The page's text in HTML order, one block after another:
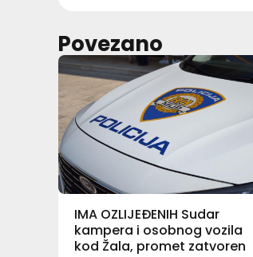
Povezano
IMA OZLIJEĐENIH Sudar
kampera i osobnog vozila
kod Žala, promet zatvoren